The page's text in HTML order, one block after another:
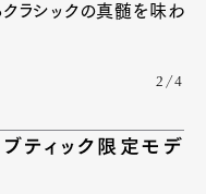
ラシックの真髄を味わ
2/4
ティック限定モデ